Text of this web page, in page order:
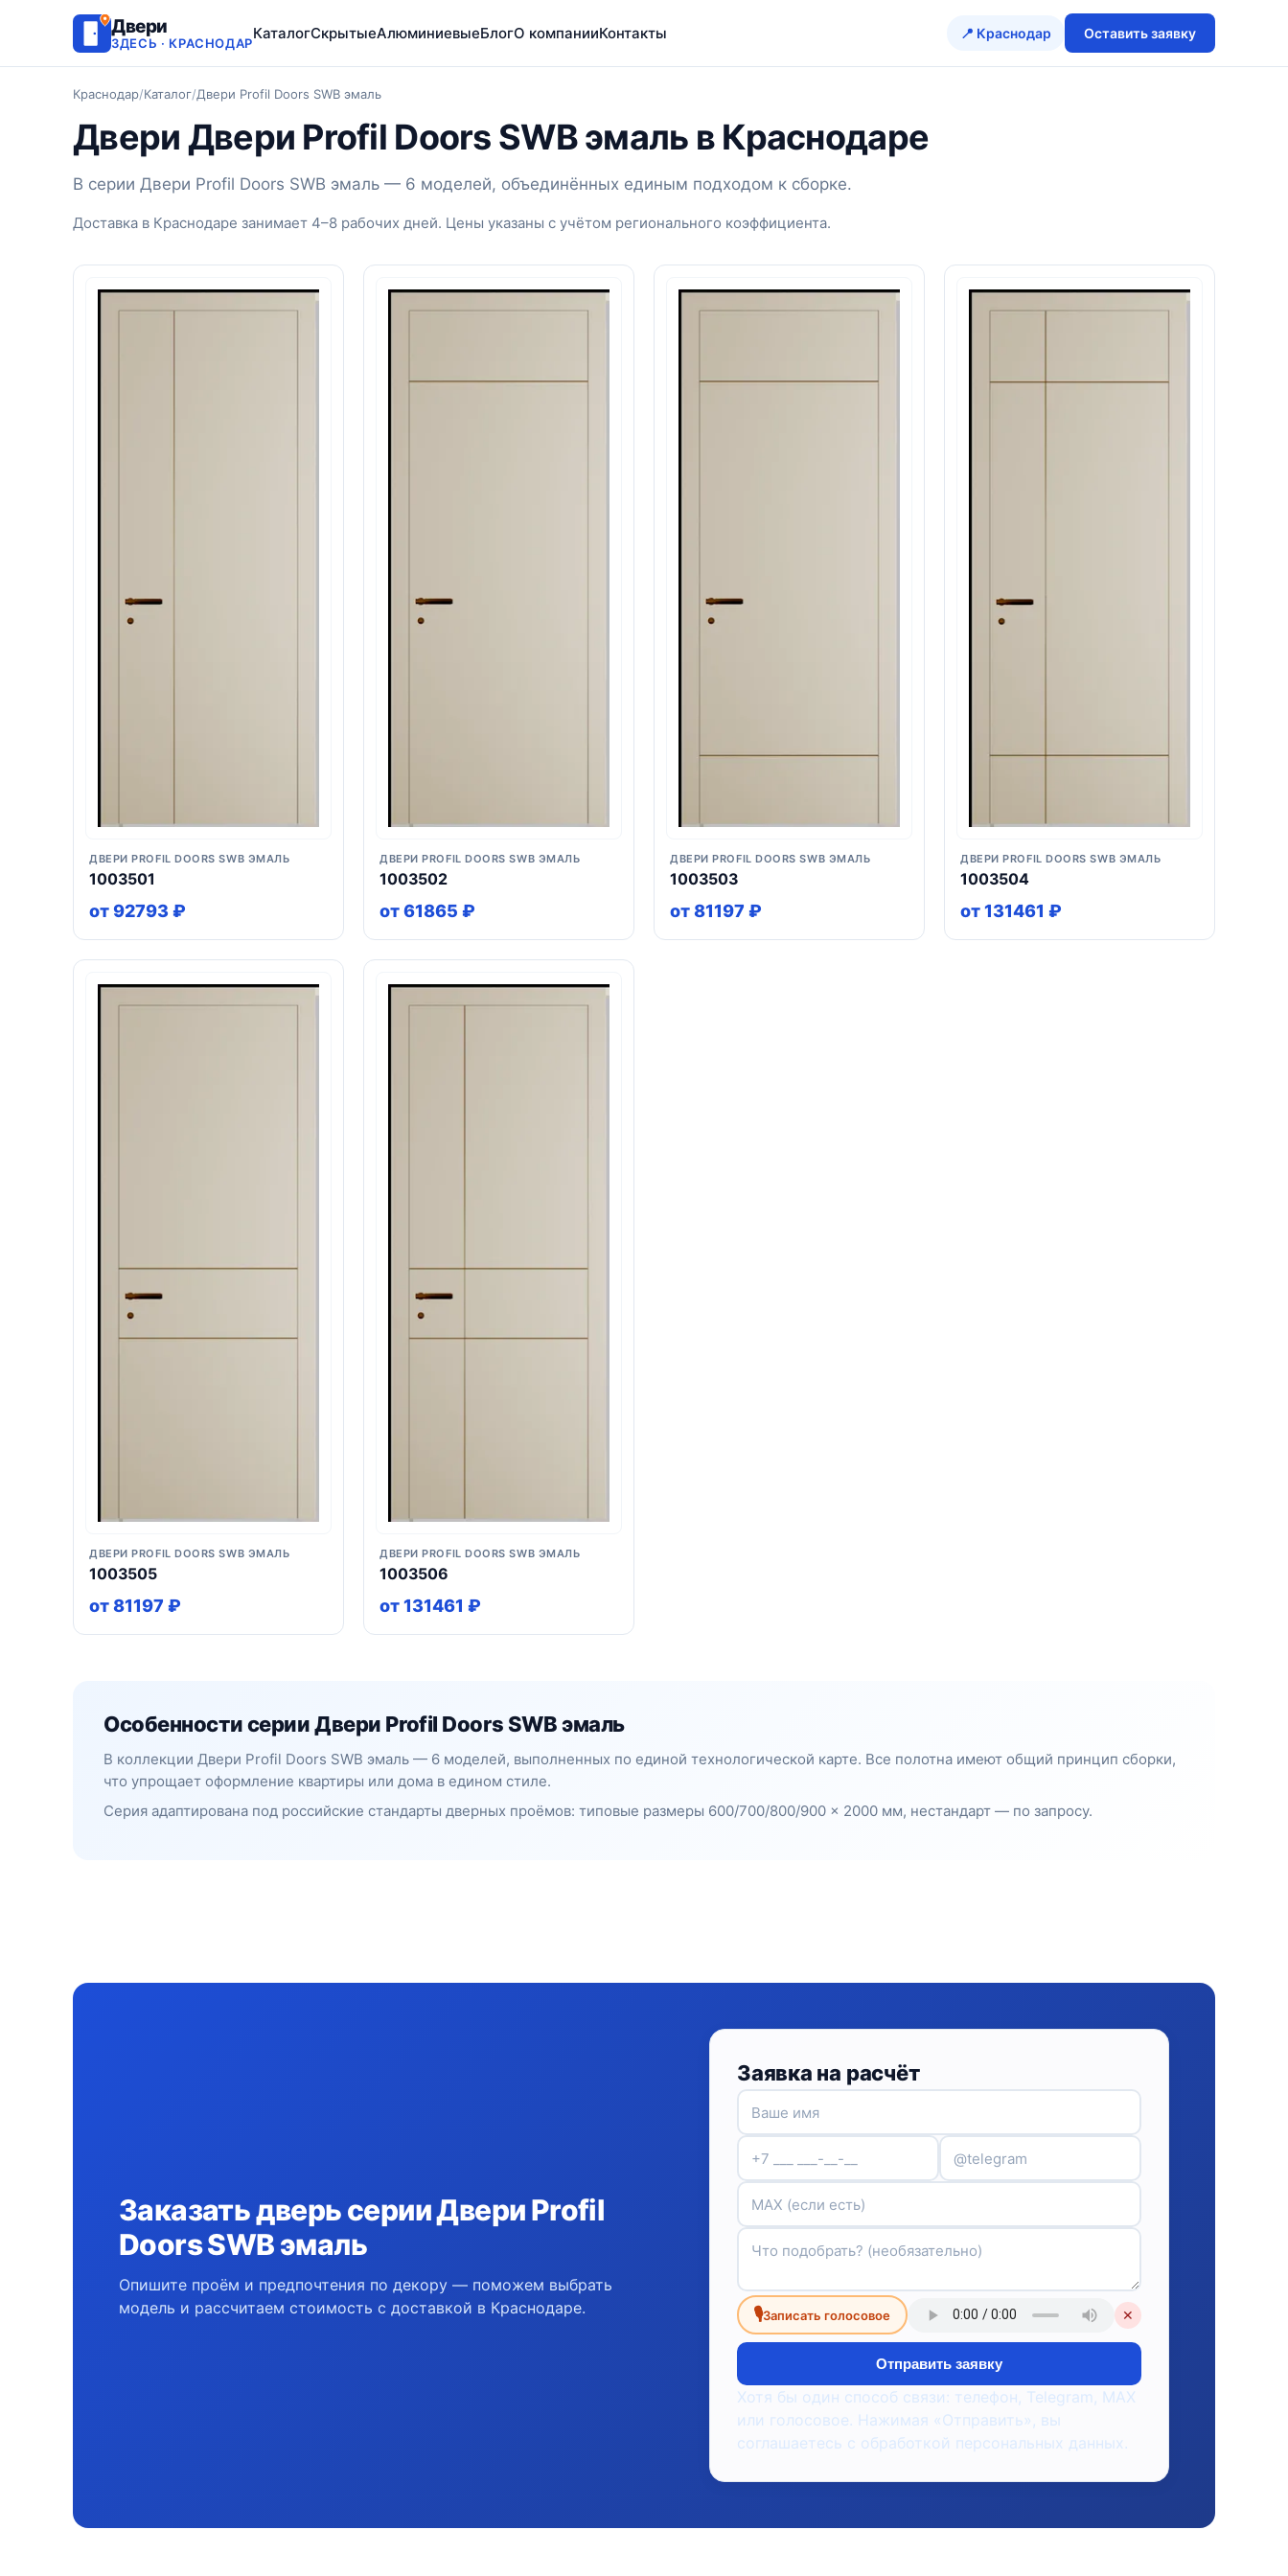
Двери
ЗДЕСЬ · КРАСНОДАР
КаталогСкрытыеАлюминиевыеБлогО компанииКонтакты 📍 Краснодар Оставить заявку
Краснодар/Каталог/Двери Profil Doors SWB эмаль
Двери Двери Profil Doors SWB эмаль в Краснодаре
В серии Двери Profil Doors SWB эмаль — 6 моделей, объединённых единым подходом к сборке.
Доставка в Краснодаре занимает 4–8 рабочих дней. Цены указаны с учётом регионального коэффициента.
ДВЕРИ PROFIL DOORS SWB ЭМАЛЬ
1003501
от 92793 ₽
ДВЕРИ PROFIL DOORS SWB ЭМАЛЬ
1003502
от 61865 ₽
ДВЕРИ PROFIL DOORS SWB ЭМАЛЬ
1003503
от 81197 ₽
ДВЕРИ PROFIL DOORS SWB ЭМАЛЬ
1003504
от 131461 ₽
ДВЕРИ PROFIL DOORS SWB ЭМАЛЬ
1003505
от 81197 ₽
ДВЕРИ PROFIL DOORS SWB ЭМАЛЬ
1003506
от 131461 ₽
Особенности серии Двери Profil Doors SWB эмаль
В коллекции Двери Profil Doors SWB эмаль — 6 моделей, выполненных по единой технологической карте. Все полотна имеют общий принцип сборки,
что упрощает оформление квартиры или дома в едином стиле.
Серия адаптирована под российские стандарты дверных проёмов: типовые размеры 600/700/800/900 × 2000 мм, нестандарт — по запросу.
Заказать дверь серии Двери Profil
Doors SWB эмаль
Опишите проём и предпочтения по декору — поможем выбрать
модель и рассчитаем стоимость с доставкой в Краснодаре.
Заявка на расчёт
🎙Записать голосовое ✕
Отправить заявку
Хотя бы один способ связи: телефон, Telegram, MAX
или голосовое. Нажимая «Отправить», вы
соглашаетесь с обработкой персональных данных.